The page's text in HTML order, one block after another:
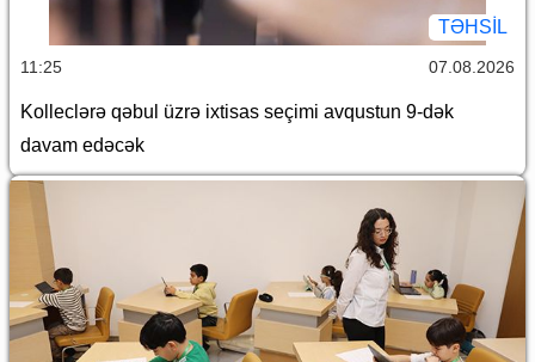
TƏHSIL
11:25 07.08.2026
Kolleclərə qəbul üzrə ixtisas seçimi avqustun 9-dək
davam edəcək